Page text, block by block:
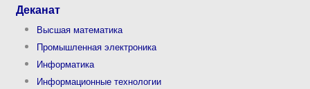
Деканат
Высшая математика
Промышленная электроника
Информатика
Информационные технологии